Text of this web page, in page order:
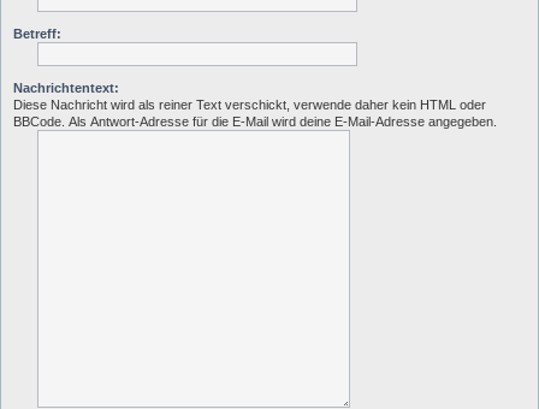
Betreff:
Nachrichtentext:
Diese Nachricht wird als reiner Text verschickt, verwende daher kein HTML oder
BBCode. Als Antwort-Adresse für die E-Mail wird deine E-Mail-Adresse angegeben.